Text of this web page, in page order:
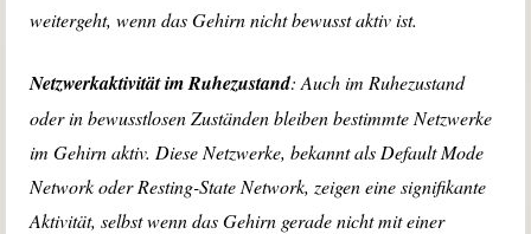
weitergeht, wenn das Gehirn nicht bewusst aktiv ist.
Netzwerkaktivität im Ruhezustand: Auch im Ruhezustand
oder in bewusstlosen Zuständen bleiben bestimmte Netzwerke
im Gehirn aktiv. Diese Netzwerke, bekannt als Default Mode
Network oder Resting-State Network, zeigen eine signifikante
Aktivität, selbst wenn das Gehirn gerade nicht mit einer